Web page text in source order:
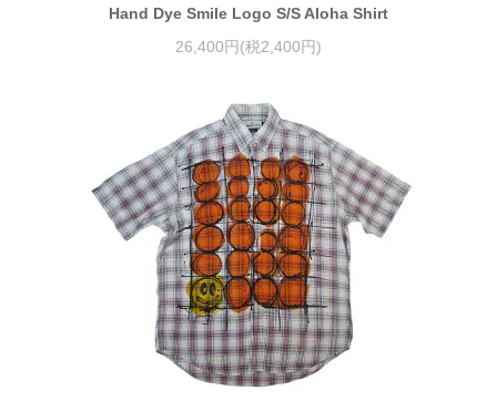
Hand Dye Smile Logo S/S Aloha Shirt
26,400円(税2,400円)